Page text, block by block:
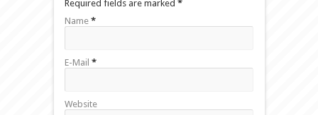
Required fields are marked *
Name *
E-Mail *
Website